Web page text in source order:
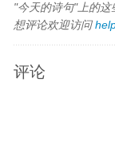
"今天的诗句"上的
想评论欢迎访问
评论